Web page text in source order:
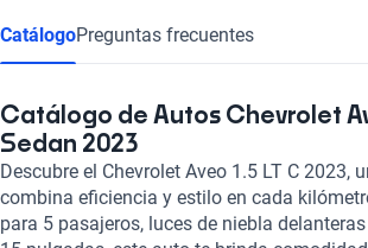
CatálogoPreguntas frecuentes
Catálogo de Autos Chevrolet
Sedan 2023
Descubre el Chevrolet Aveo 1.5 LT C 2023,
combina eficiencia y estilo en cada
para 5 pasajeros, luces de niebla